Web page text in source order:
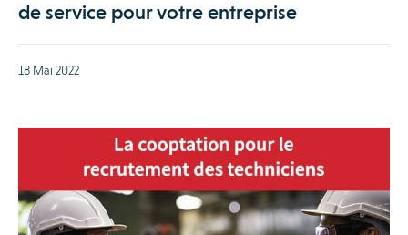
de service pour votre entreprise
18 Mai 2022